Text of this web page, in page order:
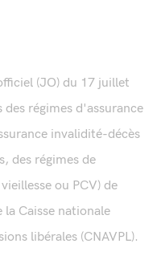
(JO) du 17 juillet
régimes d'assurance
invalidité-décès
des régimes de
ou PCV) de
la Caisse nationale
libérales (CNAVPL).